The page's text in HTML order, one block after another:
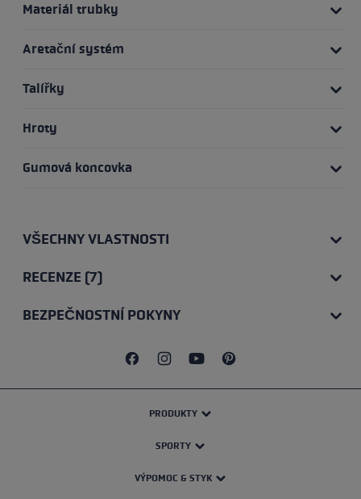
Materiál trubky
Aretační systém
Talířky
Hroty
Gumová koncovka
VŠECHNY VLASTNOSTI
RECENZE (7)
BEZPEČNOSTNÍ POKYNY
PRODUKTY
SPORTY
VÝPOMOC & STYK